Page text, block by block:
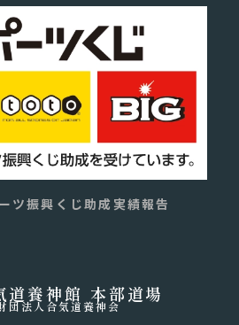
振興くじ助成実績報告
道養神館 本部道場
団法人合気道養神会